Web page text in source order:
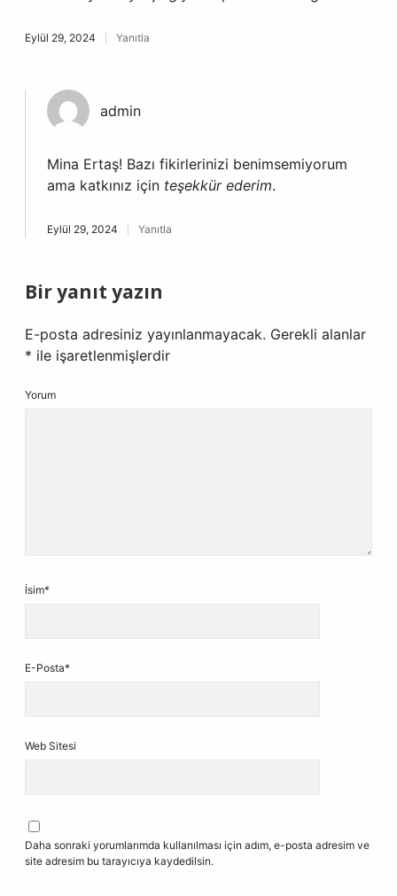
Eylül 29, 2024 Yanıtla
admin
Mina Ertaş! Bazı fikirlerinizi benimsemiyorum
ama katkınız için teşekkür ederim.
Eylül 29, 2024 Yanıtla
Bir yanıt yazın
E-posta adresiniz yayınlanmayacak. Gerekli alanlar
* ile işaretlenmişlerdir
Yorum
İsim*
E-Posta*
Web Sitesi
Daha sonraki yorumlarımda kullanılması için adım, e-posta adresim ve
site adresim bu tarayıcıya kaydedilsin.